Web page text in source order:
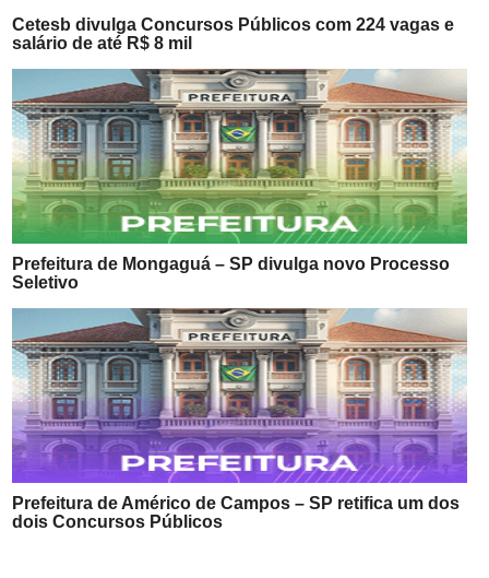
Cetesb divulga Concursos Públicos com 224 vagas e
salário de até R$ 8 mil
Prefeitura de Mongaguá – SP divulga novo Processo
Seletivo
Prefeitura de Américo de Campos – SP retifica um dos
dois Concursos Públicos